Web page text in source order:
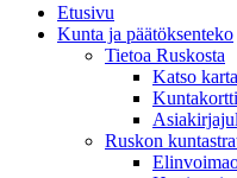
Etusivu
Kunta ja päätöksenteko
Tietoa Ruskosta
Katso
Kuntakortti
Ruskon